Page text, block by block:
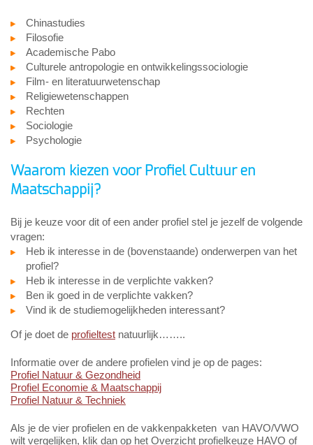
Chinastudies
Filosofie
Academische Pabo
Culturele antropologie en ontwikkelingssociologie
Film- en literatuurwetenschap
Religiewetenschappen
Rechten
Sociologie
Psychologie
Waarom kiezen voor Profiel Cultuur en
Maatschappij?
Bij je keuze voor dit of een ander profiel stel je jezelf de volgende
vragen:
Heb ik interesse in de (bovenstaande) onderwerpen van het
profiel?
Heb ik interesse in de verplichte vakken?
Ben ik goed in de verplichte vakken?
Vind ik de studiemogelijkheden interessant?
Of je doet de profieltest natuurlijk……..
Informatie over de andere profielen vind je op de pages:
Profiel Natuur & Gezondheid
Profiel Economie & Maatschappij
Profiel Natuur & Techniek
Als je de vier profielen en de vakkenpakketen van HAVO/VWO
wilt vergelijken, klik dan op het Overzicht profielkeuze HAVO of